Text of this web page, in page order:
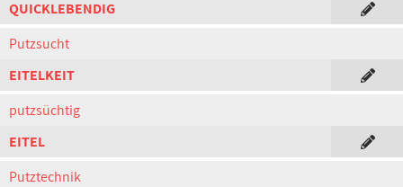
QUICKLEBENDIG
Putzsucht
EITELKEIT
putzsüchtig
EITEL
Putztechnik